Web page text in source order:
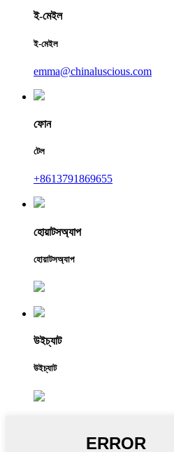
ই-মেইল
ই-মেইল
emma@chinaluscious.com
ফোন
টেল
+8613791869655
হোয়াটসঅ্যাপ
হোয়াটসঅ্যাপ
উইচ্যাট
উইচ্যাট